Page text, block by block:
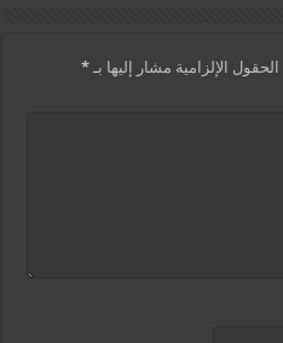
الحقول الإلزامية مشار إليها بـ*